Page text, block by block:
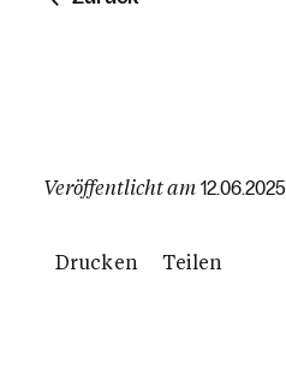
Veröffentlicht am 12.06.2025
Drucken Teilen